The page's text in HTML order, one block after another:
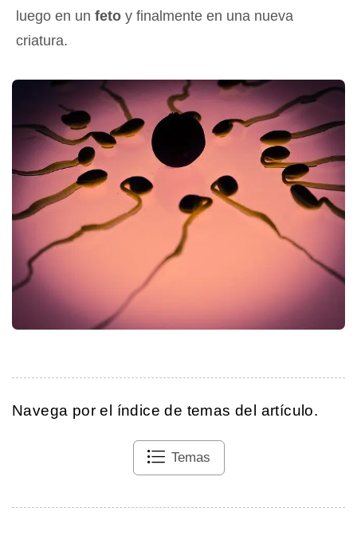
luego en un feto y finalmente en una nueva
criatura.
Navega por el índice de temas del artículo.
Temas